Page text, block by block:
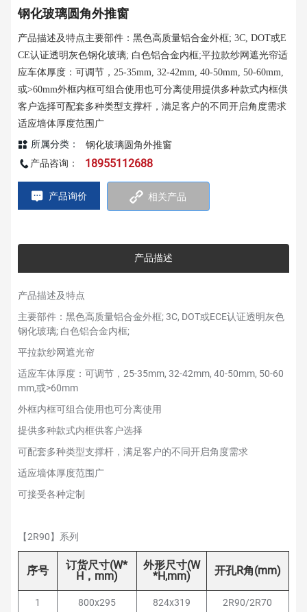
钢化玻璃圆角外推窗
产品描述及特点主要部件：黑色高质量铝合金外框; 3C, DOT或E
CE认证透明灰色钢化玻璃; 白色铝合金内框;平拉款纱网遮光帘适
应车体厚度：可调节，25-35mm, 32-42mm, 40-50mm, 50-60mm,
或>60mm外框内框可组合使用也可分离使用提供多种款式内框供
客户选择可配套多种类型支撑杆，满足客户的不同开启角度需求
适应墙体厚度范围广
所属分类： 钢化玻璃圆角外推窗
产品咨询： 18955112688
产品询价 相关产品
产品描述
产品描述及特点
主要部件：黑色高质量铝合金外框; 3C, DOT或ECE认证透明灰色
钢化玻璃; 白色铝合金内框;
平拉款纱网遮光帘
适应车体厚度：可调节，25-35mm, 32-42mm, 40-50mm, 50-60
mm,或>60mm
外框内框可组合使用也可分离使用
提供多种款式内框供客户选择
可配套多种类型支撑杆，满足客户的不同开启角度需求
适应墙体厚度范围广
可接受各种定制
【2R90】系列
序号
订货尺寸(W*
H，mm)
外形尺寸(W
*H,mm)
开孔R角(mm)
1 800x295 824x319 2R90/2R70